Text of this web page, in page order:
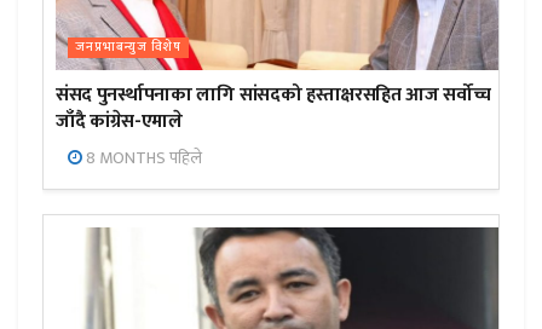
जनप्रभाबन्युज विशेष
संसद पुनर्स्थापनाका लागि सांसदको हस्ताक्षरसहित आज सर्वोच्च
जाँदै कांग्रेस-एमाले
8 MONTHS पहिले